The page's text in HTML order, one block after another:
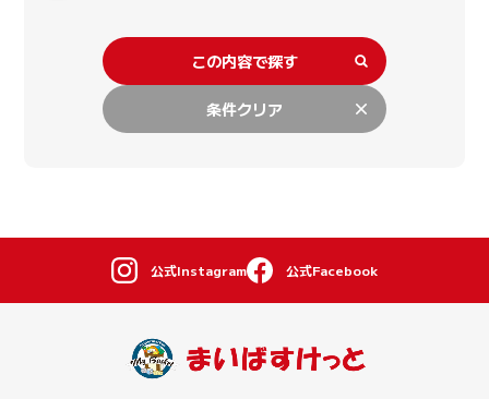
この内容で探す
条件クリア
公式Instagram 公式Facebook